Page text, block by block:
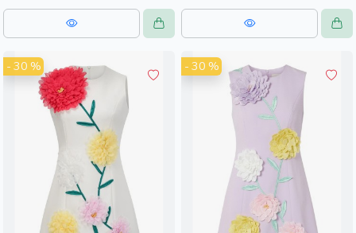
- 30 % - 30 %